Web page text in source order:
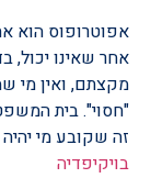
אפוטרופוס הוא
אחר שאינו יכול,
מקצתם, ואין מי
"חסוי". בית המשפט
זה שקובע מי יהיה
בויקיפדיה